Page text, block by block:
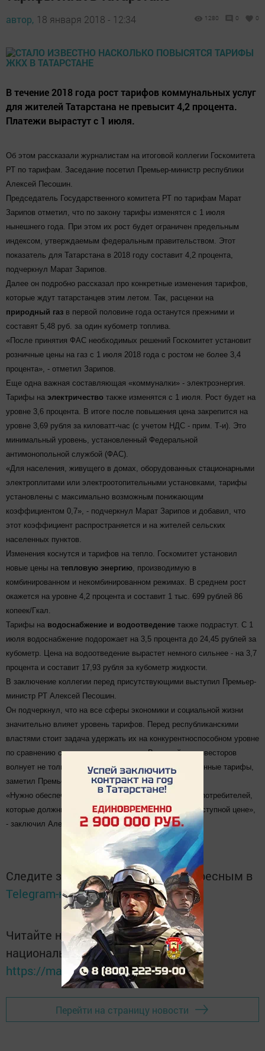
автор, 18 января 2018 - 12:34 1280 0 0
В течение 2018 года рост тарифов коммунальных услуг
для жителей Татарстана не превысит 4,2 процента.
Платежи вырастут с 1 июля.
Об этом рассказали журналистам на итоговой коллегии Госкомитета
РТ по тарифам. Заседание посетил Премьер-министр республики
Алексей Песошин.
Председатель Государственного комитета РТ по тарифам Марат
Зарипов отметил, что по закону тарифы изменятся с 1 июля
нынешнего года. При этом их рост будет ограничен предельным
индексом, утверждаемым федеральным правительством. Этот
показатель для Татарстана в 2018 году составит 4,2 процента,
подчеркнул Марат Зарипов.
Далее он подробно рассказал про конкретные изменения тарифов,
которые ждут татарстанцев этим летом. Так, расценки на
природный газ в первой половине года останутся прежними и
составят 5,48 руб. за один кубометр топлива.
«После принятия ФАС необходимых решений Госкомитет установит
розничные цены на газ с 1 июля 2018 года с ростом не более 3,4
процента», - отметил Зарипов.
Еще одна важная составляющая «коммуналки» - электроэнергия.
Тарифы на электричество также изменятся с 1 июля. Рост будет на
уровне 3,6 процента. В итоге после повышения цена закрепится на
уровне 3,69 рубля за киловатт-час (с учетом НДС - прим. Т-и). Это
минимальный уровень, установленный Федеральной
антимонопольной службой (ФАС).
«Для населения, живущего в домах, оборудованных стационарными
электроплитами или электроотопительными установками, тарифы
установлены с максимально возможным понижающим
коэффициентом 0,7», - подчеркнул Марат Зарипов и добавил, что
этот коэффициент распространяется и на жителей сельских
населенных пунктов.
Изменения коснутся и тарифов на тепло. Госкомитет установил
новые цены на тепловую энергию, производимую в
комбинированном и некомбинированном режимах. В среднем рост
окажется на уровне 4,2 процента и составит 1 тыс. 699 рублей 86
копеек/Гкал.
Тарифы на водоснабжение и водоотведение также подрастут. С 1
июля водоснабжение подорожает на 3,5 процента до 24,45 рублей за
кубометр. Цена на водоотведение вырастет немного сильнее - на 3,7
процента и составит 17,93 рубля за кубометр жидкости.
В заключение коллегии перед присутствующими выступил Премьер-
министр РТ Алексей Песошин.
Он подчеркнул, что на все сферы экономики и социальной жизни
значительно влияет уровень тарифов. Перед республиканскими
властями стоит задача удержать их на конкурентноспособном уровне
по сравнению с соседними регионами. Ведь сейчас инвесторов
волнует не только налоговая нагрузка, но и установленные тарифы,
заметил Премьер-министр РТ.
«Нужно обеспечить баланс интересов поставщиков и потребителей,
которые должны получать качественные услуги по доступной цене»,
- заключил Алексей Песошин.
Следите за самым важным и интересным в
Telegram-каналеТатмедиа
Читайте новости Татарстана в
национальном мессенджере MАХ:
https://max.ru/tatmedia
Перейти на страницу новости